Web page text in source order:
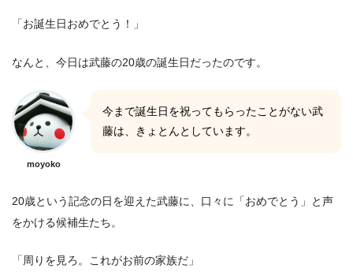
「お誕生日おめでとう！」
なんと、今日は武藤の20歳の誕生日だったのです。
moyoko
今まで誕生日を祝ってもらったことがない武
藤は、きょとんとしています。
20歳という記念の日を迎えた武藤に、口々に「おめでとう」と声
をかける候補生たち。
「周りを見ろ。これがお前の家族だ」